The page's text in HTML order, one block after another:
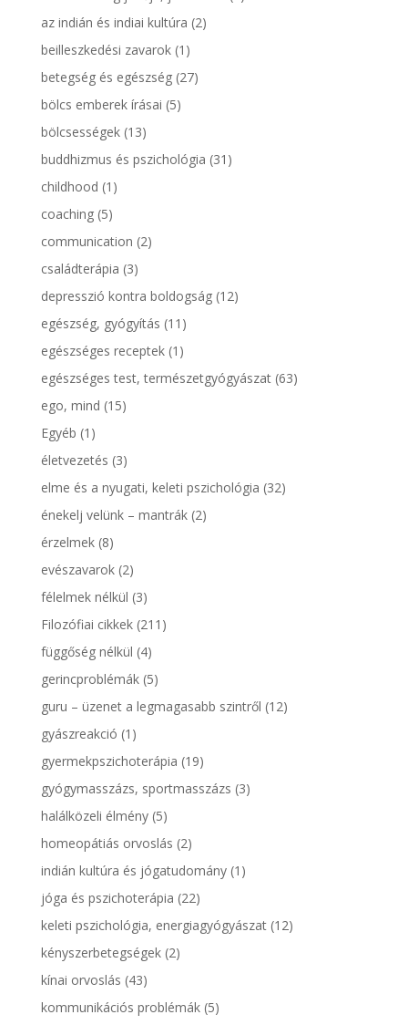
az indián és indiai kultúra (2)
beilleszkedési zavarok(1)
betegség és egészség(27)
bölcs emberek írásai (5)
bölcsességek(13)
buddhizmus és pszichológia (31)
childhood (1)
coaching(5)
communication (2)
családterápia (3)
depresszió kontra boldogság(12)
egészség, gyógyítás (11)
egészséges receptek(1)
egészséges test, természetgyógyászat(63)
ego, mind (15)
Egyéb (1)
életvezetés (3)
elme és a nyugati, keleti pszichológia (32)
énekelj velünk – mantrák(2)
érzelmek(8)
evészavarok(2)
félelmek nélkül (3)
Filozófiai cikkek(211)
függőség nélkül (4)
gerincproblémák(5)
guru – üzenet a legmagasabb szintről (12)
gyászreakció (1)
gyermekpszichoterápia (19)
gyógymasszázs, sportmasszázs (3)
halálközeli élmény(5)
homeopátiás orvoslás (2)
indián kultúra és jógatudomány(1)
jóga és pszichoterápia (22)
keleti pszichológia, energiagyógyászat(12)
kényszerbetegségek(2)
kínai orvoslás (43)
kommunikációs problémák(5)